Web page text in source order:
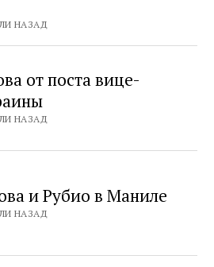
НАЗАД
от поста вице-
НАЗАД
и Рубио в Маниле
НАЗАД